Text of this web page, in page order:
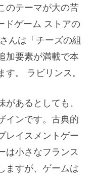
のテーマが大の苦
ドゲーム ストアの
んは「チーズの組
加要素が満載で本
。
ラビリンス。
あるとしても、
インです。古典的
レイスメントゲー
は小さなフランス
ますが、ゲームは